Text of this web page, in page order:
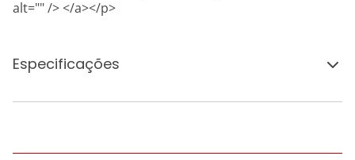
alt="" /> </a></p>
Especificações